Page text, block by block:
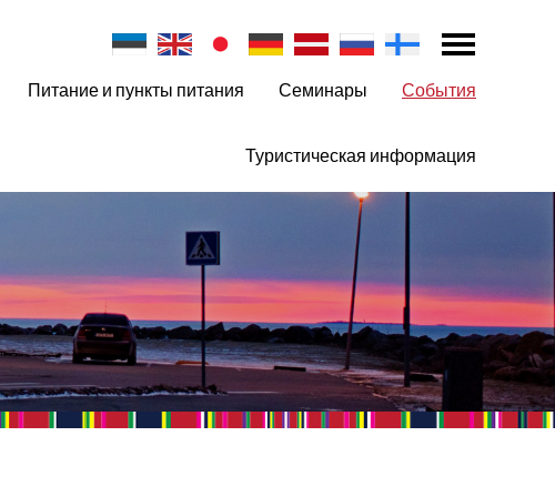
Питание и пункты питания Семинары События
Туристическая информация